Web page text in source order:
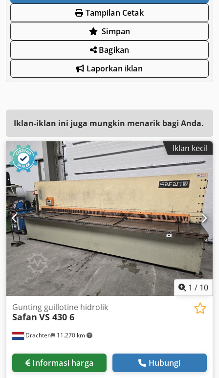
Tampilan Cetak
Simpan
Bagikan
Laporkan iklan
Iklan-iklan ini juga mungkin menarik bagi Anda.
Iklan kecil
1 / 10
Drachten 11.270 km
Gunting guillotine hidrolik
Safan VS 430 6
Informasi harga Hubungi